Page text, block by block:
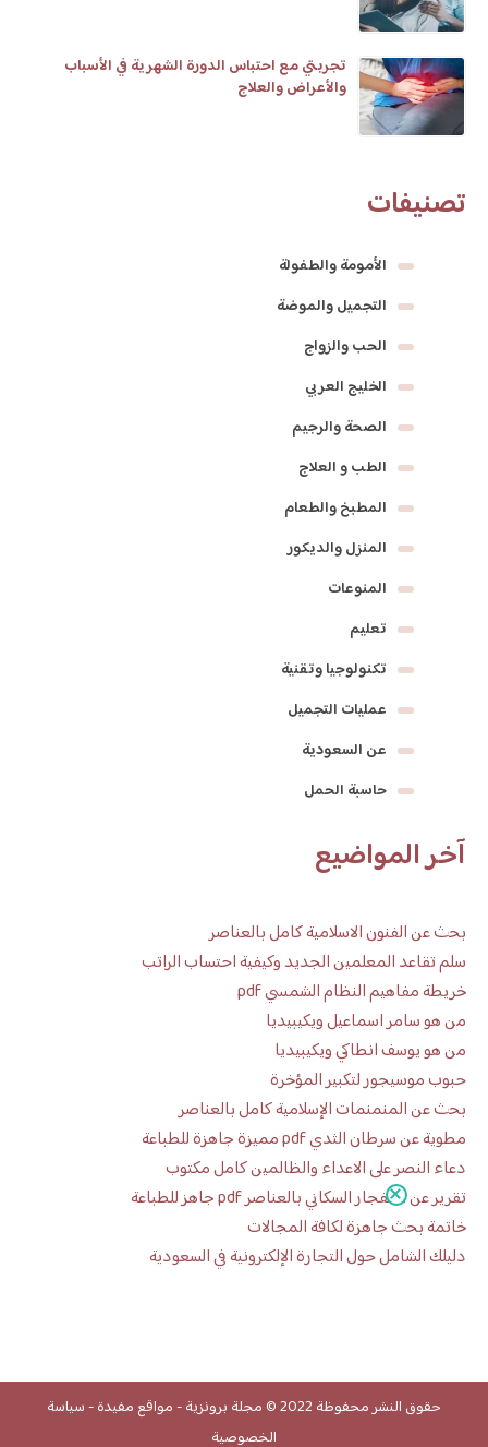
تجربتي مع احتباس الدورة الشهرية في الأسباب
والأعراض والعلاج
تصنيفات
الأمومة والطفولة
التجميل والموضة
الحب والزواج
الخليج العربي
الصحة والرجيم
الطب و العلاج
المطبخ والطعام
المنزل والديكور
المنوعات
تعليم
تكنولوجيا وتقنية
عمليات التجميل
عن السعودية
حاسبة الحمل
آخر المواضيع
بحث عن الفنون الاسلامية كامل بالعناصر
سلم تقاعد المعلمين الجديد وكيفية احتساب الراتب
خريطة مفاهيم النظام الشمسي pdf
من هو سامر اسماعيل ويكيبيديا
من هو يوسف انطاكي ويكيبيديا
حبوب موسيجور لتكبير المؤخرة
بحث عن المنمنمات الإسلامية كامل بالعناصر
مطوية عن سرطان الثدي pdf مميزة جاهزة للطباعة
دعاء النصر على الاعداء والظالمين كامل مكتوب
تقرير عن الانفجار السكاني بالعناصر pdf جاهز للطباعة
خاتمة بحث جاهزة لكافة المجالات
دليلك الشامل حول التجارة الإلكترونية في السعودية
حقوق النشر محفوظة 2022 © مجلة برونزية-مواقع مفيدة-سياسة
الخصوصية